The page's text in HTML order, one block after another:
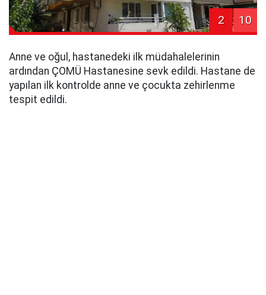
2 10
Anne ve oğul, hastanedeki ilk müdahalelerinin
ardından ÇOMÜ Hastanesine sevk edildi. Hastane de
yapılan ilk kontrolde anne ve çocukta zehirlenme
tespit edildi.